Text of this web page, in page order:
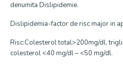
denumita Dislipidemie.
Dislipidemia-factor de risc major in
Risc:Colesterol total>200mg/dl,
colesterol <40 mg/dl – <50 mg/dl.